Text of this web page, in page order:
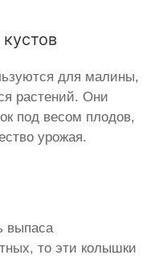
для малины,
растений. Они
под весом плодов,
урожая.
выпаса
то эти колышки